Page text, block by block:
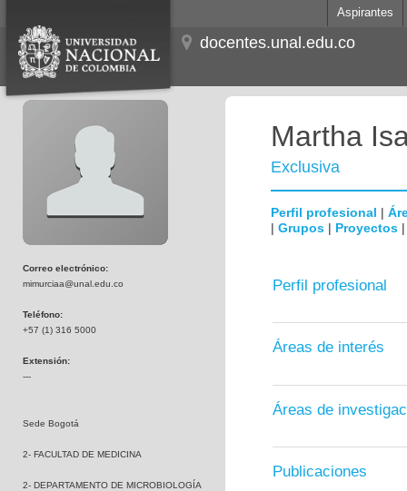
Aspirantes
docentes.unal.edu.co
Correo electrónico:
mimurciaa@unal.edu.co
Teléfono:
+57 (1) 316 5000
Extensión:
---
Sede Bogotá
2- FACULTAD DE MEDICINA
2- DEPARTAMENTO DE MICROBIOLOGÍA
Martha
Exclusiva
Perfil profesional |
| Grupos | Proyectos
Perfil profesional
Áreas de interés
Áreas de
Publicaciones